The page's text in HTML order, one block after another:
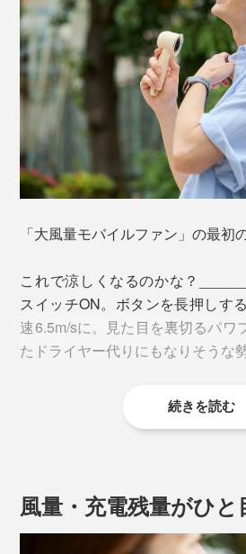
「大風量モバイルファン」の最初
これで涼しくなるのかな？
スイッチON。ボタンを長押しす
速6.5m/sに。見た目を裏切るパワ
たドライヤー代りにもなりそうな
このハイパワーの理由が、ドロー
は最大14500回／分。携帯扇風機
イレベルです。
続きを読む
風量・充電残量がひと